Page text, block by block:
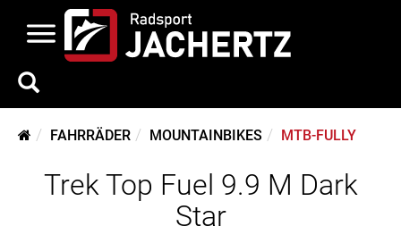
FAHRRÄDER MOUNTAINBIKES MTB-FULLY
Trek Top Fuel 9.9 M Dark
Star